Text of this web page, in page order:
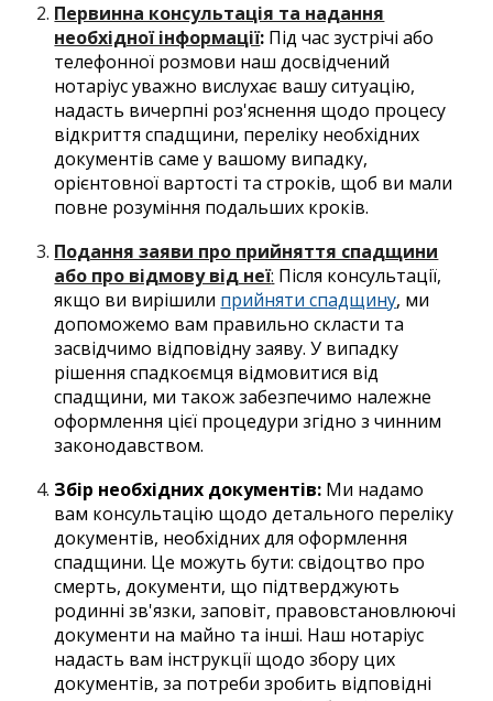
Первинна консультація та надання
необхідної інформації: Під час зустрічі або
телефонної розмови наш досвідчений
нотаріус уважно вислухає вашу ситуацію,
надасть вичерпні роз'яснення щодо процесу
відкриття спадщини, переліку необхідних
документів саме у вашому випадку,
орієнтовної вартості та строків, щоб ви мали
повне розуміння подальших кроків.
Подання заяви про прийняття спадщини
або про відмову від неї: Після консультації,
якщо ви вирішили прийняти спадщину, ми
допоможемо вам правильно скласти та
засвідчимо відповідну заяву. У випадку
рішення спадкоємця відмовитися від
спадщини, ми також забезпечимо належне
оформлення цієї процедури згідно з чинним
законодавством.
Збір необхідних документів: Ми надамо
вам консультацію щодо детального переліку
документів, необхідних для оформлення
спадщини. Це можуть бути: свідоцтво про
смерть, документи, що підтверджують
родинні зв'язки, заповіт, правовстановлюючі
документи на майно та інші. Наш нотаріус
надасть вам інструкції щодо збору цих
документів, за потреби зробить відповідні